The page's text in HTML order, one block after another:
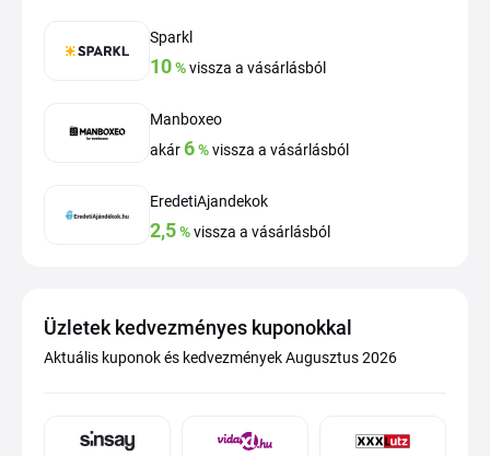
Sparkl
10%vissza a vásárlásból
Manboxeo
akár 6%vissza a vásárlásból
EredetiAjandekok
2,5%vissza a vásárlásból
Üzletek kedvezményes kuponokkal
Aktuális kuponok és kedvezmények Augusztus 2026